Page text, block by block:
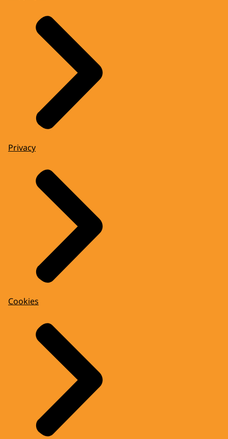
Privacy
Cookies